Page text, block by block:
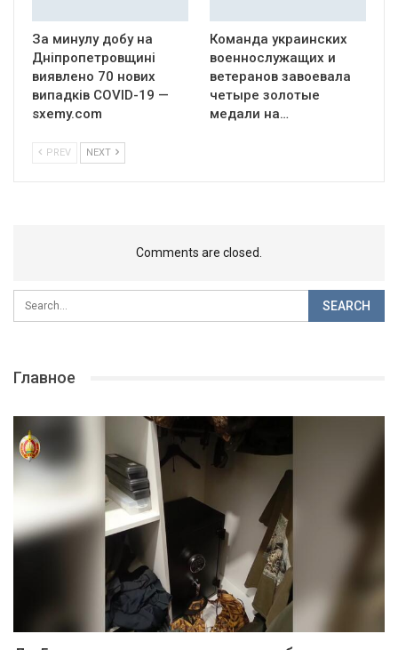
За минулу добу на
Дніпропетровщині
виявлено 70 нових
випадків COVID-19 —
sxemy.com
Команда украинских
военнослужащих и
ветеранов завоевала
четыре золотые
медали на…
PREV NEXT
Comments are closed.
Главное